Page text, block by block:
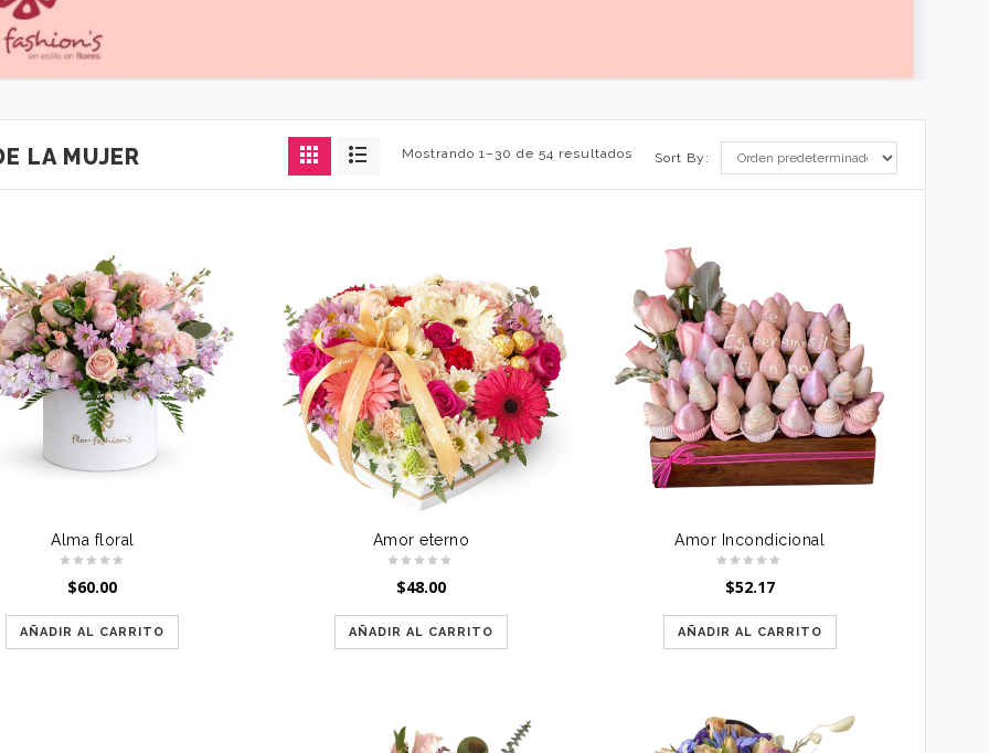
LA MUJER Mostrando 1–30 de 54 resultados Sort By:
Alma floral
$60.00
AÑADIR AL CARRITO
Amor eterno
$48.00
AÑADIR AL CARRITO
Amor Incondicional
$52.17
AÑADIR AL CARRITO